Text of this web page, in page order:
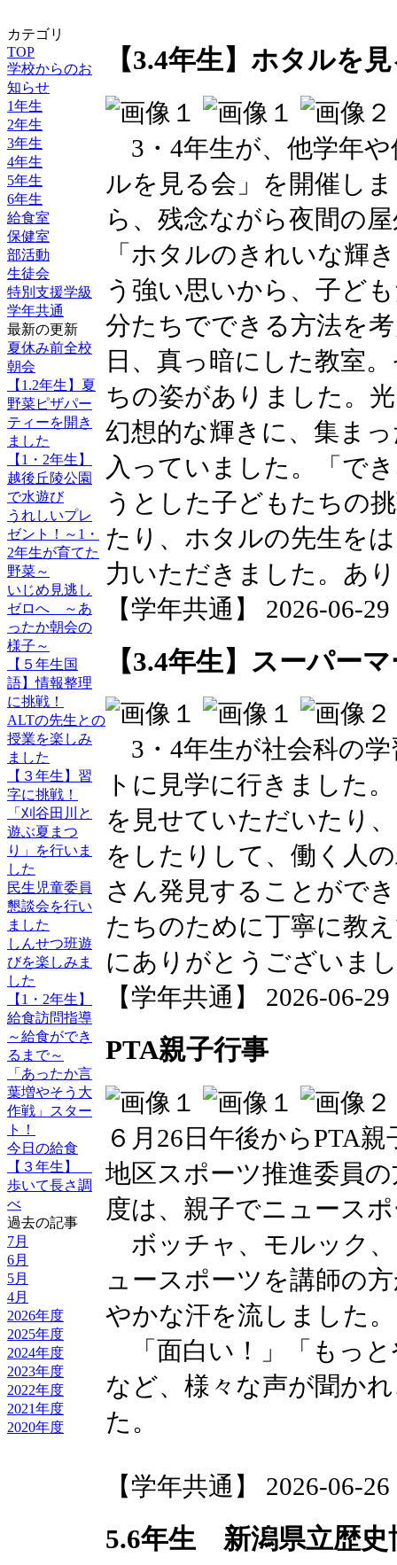
カテゴリ
TOP
学校からのお
知らせ
1年生
2年生
3年生
4年生
5年生
6年生
給食室
保健室
部活動
生徒会
特別支援学級
学年共通
最新の更新
夏休み前全校
朝会
【1.2年生】夏
野菜ピザパー
ティーを開き
ました
【1・2年生】
越後丘陵公園
で水遊び
うれしいプレ
ゼント！～1・
2年生が育てた
野菜～
いじめ見逃し
ゼロへ ～あ
ったか朝会の
様子～
【５年生国
語】情報整理
に挑戦！
ALTの先生との
授業を楽しみ
ました
【３年生】習
字に挑戦！
「刈谷田川と
遊ぶ夏まつ
り」を行いま
した
民生児童委員
懇談会を行い
ました
しんせつ班遊
びを楽しみま
した
【1・2年生】
給食訪問指導
～給食ができ
るまで～
「あったか言
葉増やそう大
作戦」スター
ト！
今日の給食
【３年生】
歩いて長さ調
べ
過去の記事
7月
6月
5月
4月
2026年度
2025年度
2024年度
2023年度
2022年度
2021年度
2020年度
【3.4年生】ホタルを
3・4年生が、他学年
ルを見る会」を開催し
ら、残念ながら夜間の
「ホタルのきれいな輝
う強い思いから、子ど
分たちでできる方法を
日、真っ暗にした教室
ちの姿がありました。
幻想的な輝きに、集ま
入っていました。「で
うとした子どもたちの
たり、ホタルの先生を
力いただきました。あ
【学年共通】 2026-06-
【3.4年生】スーパー
3・4年生が社会科の
トに見学に行きました
を見せていただいたり
をしたりして、働く人
さん発見することがで
たちのために丁寧に教
にありがとうございま
【学年共通】 2026-06-
PTA親子行事
６月26日午後からPTA
地区スポーツ推進委員
度は、親子でニュース
ボッチャ、モルック
ュースポーツを講師の
やかな汗を流しました。
「面白い！」「もっと
など、様々な声が聞か
た。
【学年共通】 2026-06-
5.6年生 新潟県立歴